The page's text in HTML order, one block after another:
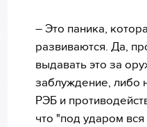
– Это паника,
развиваются. Да,
выдавать это за
заблуждение, либо
РЭБ и
что "под ударом